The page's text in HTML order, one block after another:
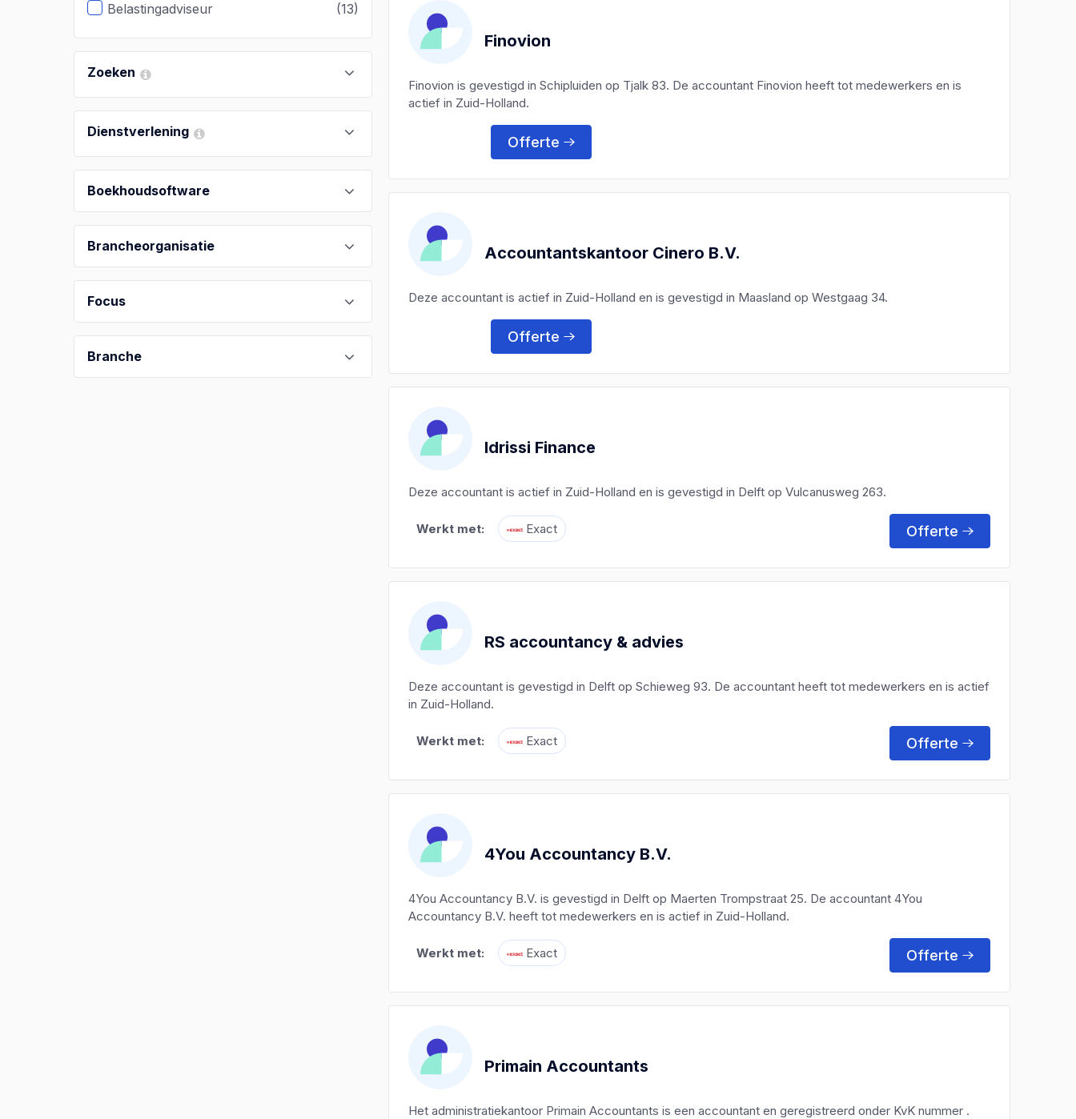
Belastingadviseur
(13)
Zoeken
Dienstverlening
Boekhoudsoftware
Brancheorganisatie
Focus
Branche
Finovion
Finovion is gevestigd in Schipluiden op Tjalk 83. De accountant Finovion heeft tot medewerkers en is
actief in Zuid-Holland.
Offerte
Accountantskantoor Cinero B.V.
Deze accountant is actief in Zuid-Holland en is gevestigd in Maasland op Westgaag 34.
Offerte
Idrissi Finance
Deze accountant is actief in Zuid-Holland en is gevestigd in Delft op Vulcanusweg 263.
Werkt met: Exact Offerte
RS accountancy & advies
Deze accountant is gevestigd in Delft op Schieweg 93. De accountant heeft tot medewerkers en is actief
in Zuid-Holland.
Werkt met: Exact Offerte
4You Accountancy B.V.
4You Accountancy B.V. is gevestigd in Delft op Maerten Trompstraat 25. De accountant 4You
Accountancy B.V. heeft tot medewerkers en is actief in Zuid-Holland.
Werkt met: Exact Offerte
Primain Accountants
Het administratiekantoor Primain Accountants is een accountant en geregistreerd onder KvK nummer .